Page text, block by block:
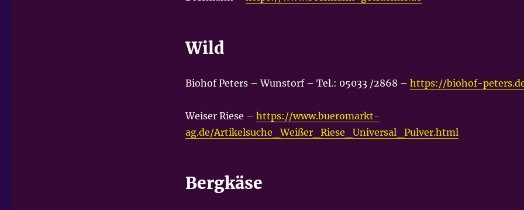
Wild
Biohof Peters – Wunstorf – Tel.: 05033 /2868 – https://biohof-
Weiser Riese – https://www.bueromarkt-
ag.de/Artikelsuche_Weißer_Riese_Universal_Pulver.html
Bergkäse